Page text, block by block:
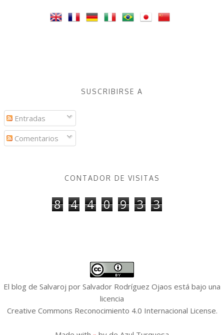
SUSCRIBIRSE A
Entradas
Comentarios
CONTADOR DE VISITAS
8 4 4 0 9 3 3
El blog de Salvaroj por Salvador Rodríguez Ojaos está bajo una
licencia
Creative Commons Reconocimiento 4.0 Internacional License.